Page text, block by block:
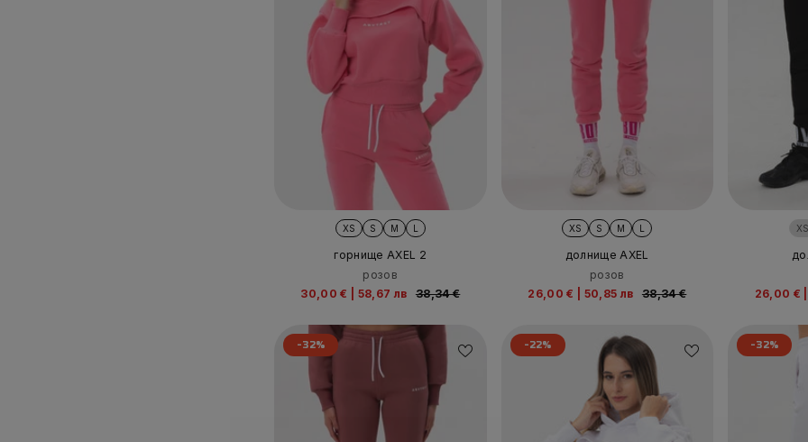
XS S M L
горнище AXEL 2
розов
30,00 €
58,67 лв 38,34 €
XS S M L
долнище AXEL
розов
26,00 €
50,85 лв 38,34 €
XS
26,00 €
-32% -22% -32%